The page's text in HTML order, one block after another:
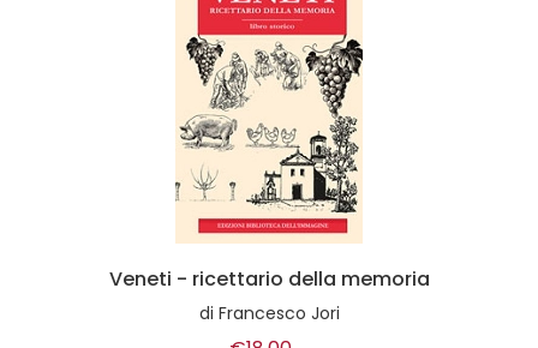
Veneti - ricettario della memoria
di Francesco Jori